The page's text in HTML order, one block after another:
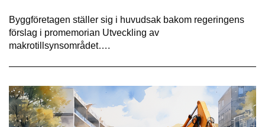
Byggföretagen ställer sig i huvudsak bakom regeringens
förslag i promemorian Utveckling av
makrotillsynsområdet….